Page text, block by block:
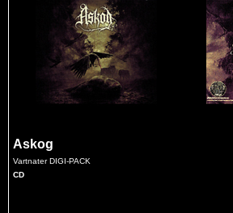
Askog
Vartnater DIGI-PACK
CD